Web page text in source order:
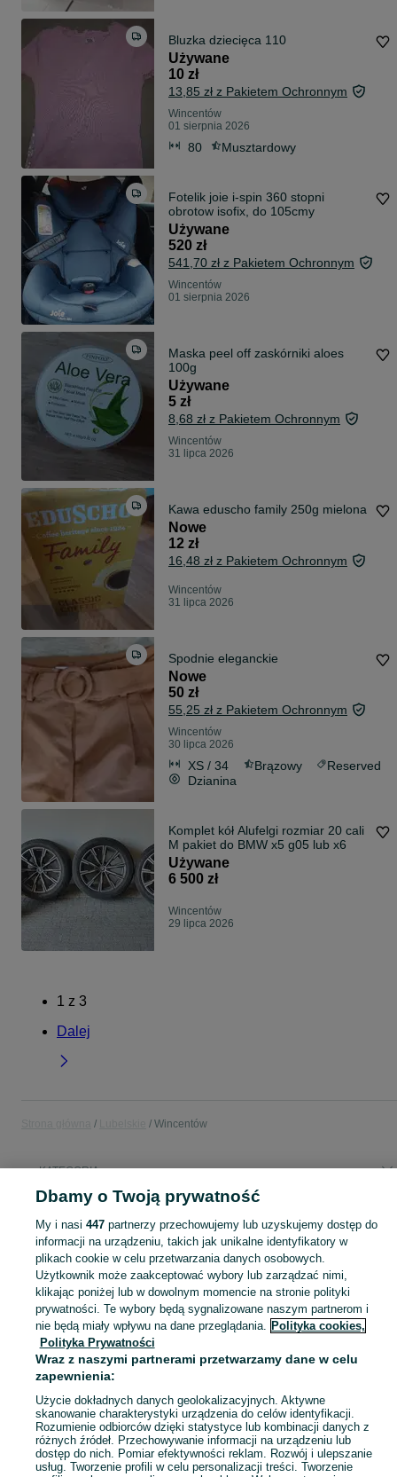
Bluzka dziecięca 110
Używane
10 zł
13,85 zł z Pakietem Ochronnym
Wincentów
01 sierpnia 2026
80 Musztardowy
Fotelik joie i-spin 360 stopni
obrotow isofix, do 105cmy
Używane
520 zł
541,70 zł z Pakietem Ochronnym
Wincentów
01 sierpnia 2026
Maska peel off zaskórniki aloes
100g
Używane
5 zł
8,68 zł z Pakietem Ochronnym
Wincentów
31 lipca 2026
Kawa eduscho family 250g mielona
Nowe
12 zł
16,48 zł z Pakietem Ochronnym
Wincentów
31 lipca 2026
Spodnie eleganckie
Nowe
50 zł
55,25 zł z Pakietem Ochronnym
Wincentów
30 lipca 2026
XS / 34 Brązowy
Reserved
Dzianina
Komplet kół Alufelgi rozmiar 20 cali
M pakiet do BMW x5 g05 lub x6
Używane
6 500 zł
Wincentów
29 lipca 2026
1 z 3
Dalej
Wincentów
KATEGORIA
działka
Zobacz
Mapa kategorii
Mapa miejscowości
Mapa ministron
Popularne wyszukiwania
Dbamy o Twoją prywatność
My i nasi 447partnerzy przechowujemy lub uzyskujemy dostęp do
informacji na urządzeniu, takich jak unikalne identyfikatory w
plikach cookie w celu przetwarzania danych osobowych.
Użytkownik może zaakceptować wybory lub zarządzać nimi,
klikając poniżej lub w dowolnym momencie na stronie polityki
prywatności. Te wybory będą sygnalizowane naszym partnerom i
nie będą miały wpływu na dane przeglądania. Polityka cookies,
Polityka Prywatności
Wraz z naszymi partnerami przetwarzamy dane w celu
zapewnienia:
Użycie dokładnych danych geolokalizacyjnych. Aktywne
skanowanie charakterystyki urządzenia do celów identyfikacji.
Rozumienie odbiorców dzięki statystyce lub kombinacji danych z
różnych źródeł. Przechowywanie informacji na urządzeniu lub
dostęp do nich. Pomiar efektywności reklam. Rozwój i ulepszanie
usług. Tworzenie profili w celu personalizacji treści. Tworzenie